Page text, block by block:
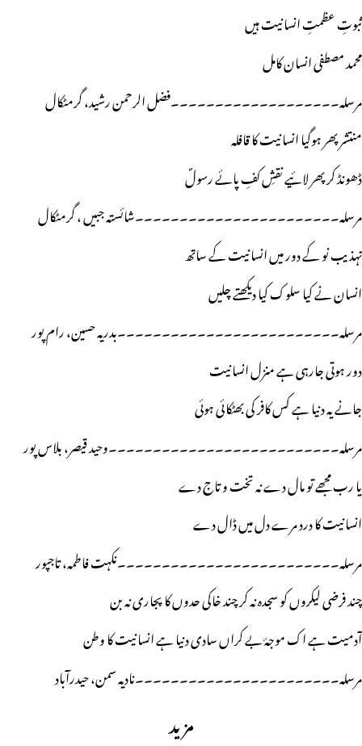
ثبوتِ عظمتِ انسانیت ہیں
محمد مصطفی انسان کامل
مرسلہ۔۔۔۔۔۔۔۔۔۔۔۔۔۔۔۔۔۔۔فضل الرحمن رشید، گرمٹکال
منتشر پھر ہوگیا انسانیت کا قافلہ
ڈھونڈ کر پھر لائیے نقشِ کفِ پائے رسولؐ
مرسلہ۔۔۔۔۔۔۔۔۔۔۔۔۔۔۔۔۔۔۔۔۔۔۔شائستہ جبیں ، گرمٹکال
تہذیب نو کے دور میں انسانیت کے ساتھ
انسان نے کیا سلوک کیا دیکھتے چلیں
مرسلہ۔۔۔۔۔۔۔۔۔۔۔۔۔۔۔۔۔۔۔۔۔۔۔۔۔بدریہ حسین، رام پور
دور ہوتی جارہی ہے منزل انسانیت
جانے یہ دنیا ہے کس کافر کی بھٹکائی ہوئی
مرسلہ۔۔۔۔۔۔۔۔۔۔۔۔۔۔۔۔۔۔۔۔۔۔۔۔۔۔وحید قیصر، بلاس پور
یا رب مجھے تو مال دے نہ تخت و تاج دے
انسانیت کا درد مرے دل میں ڈال دے
مرسلہ۔۔۔۔۔۔۔۔۔۔۔۔۔۔۔۔۔۔۔۔۔۔۔۔۔نکہت فاطمہ، تاجپور
چند فرضی لیکروں کو سجدہ نہ کر چند خاکی حدوں کا پجاری نہ بن
آدمیت ہے اک موجۂ بے کراں سادی دنیا ہے انسانیت کا وطن
مرسلہ۔۔۔۔۔۔۔۔۔۔۔۔۔۔۔۔۔۔۔۔۔۔۔نادیہ سمن، حیدرآباد
مزید